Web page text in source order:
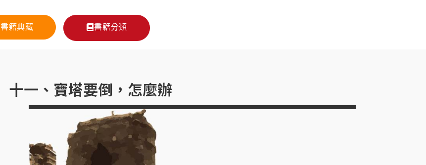
書籍典藏 書籍分類
十一、寶塔要倒，怎麼辦